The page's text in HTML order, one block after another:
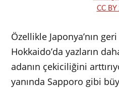
CC BY
Özellikle Japonya’nın
Hokkaido’da yazların
adanın çekiciliğini
yanında Sapporo gibi